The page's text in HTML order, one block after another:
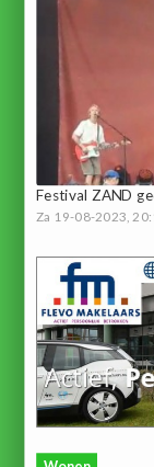
Festival ZAND
Za 19-08-2023,